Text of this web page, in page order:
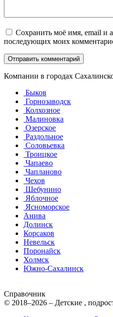
Сохранить моё имя, email и
последующих моих
Компании в городах
Быков
Горнозаводск
Колхозное
Малиновка
Озерское
Раздольное
Соловьевка
Троицкое
Чапаево
Чапланово
Чехов
Шебунино
Яблочное
Ясноморское
Анива
Долинск
Корсаков
Невельск
Поронайск
Холмск
Южно-Сахалинск
Справочник
© 2018–2026 – Детские ,